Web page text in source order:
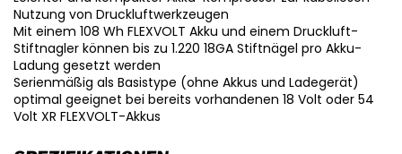
Nutzung von Druckluftwerkzeugen
Mit einem 108 Wh FLEXVOLT Akku und einem Druckluft-
Stiftnagler können bis zu 1.220 18GA Stiftnägel pro Akku-
Ladung gesetzt werden
Serienmäßig als Basistype (ohne Akkus und Ladegerät)
optimal geeignet bei bereits vorhandenen 18 Volt oder 54
Volt XR FLEXVOLT-Akkus